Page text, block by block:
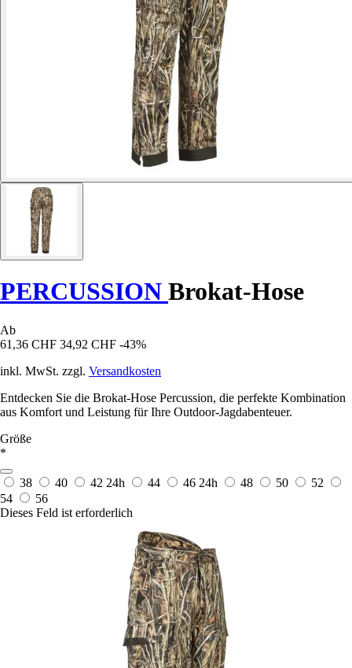
PERCUSSION Brokat-Hose
Ab
61,36 CHF 34,92 CHF -43%
inkl. MwSt. zzgl. Versandkosten
Entdecken Sie die Brokat-Hose Percussion, die perfekte Kombination
aus Komfort und Leistung für Ihre Outdoor-Jagdabenteuer.
Größe
*
38 40 42 24h 44 46 24h 48 50
52
54
56
Dieses Feld ist erforderlich